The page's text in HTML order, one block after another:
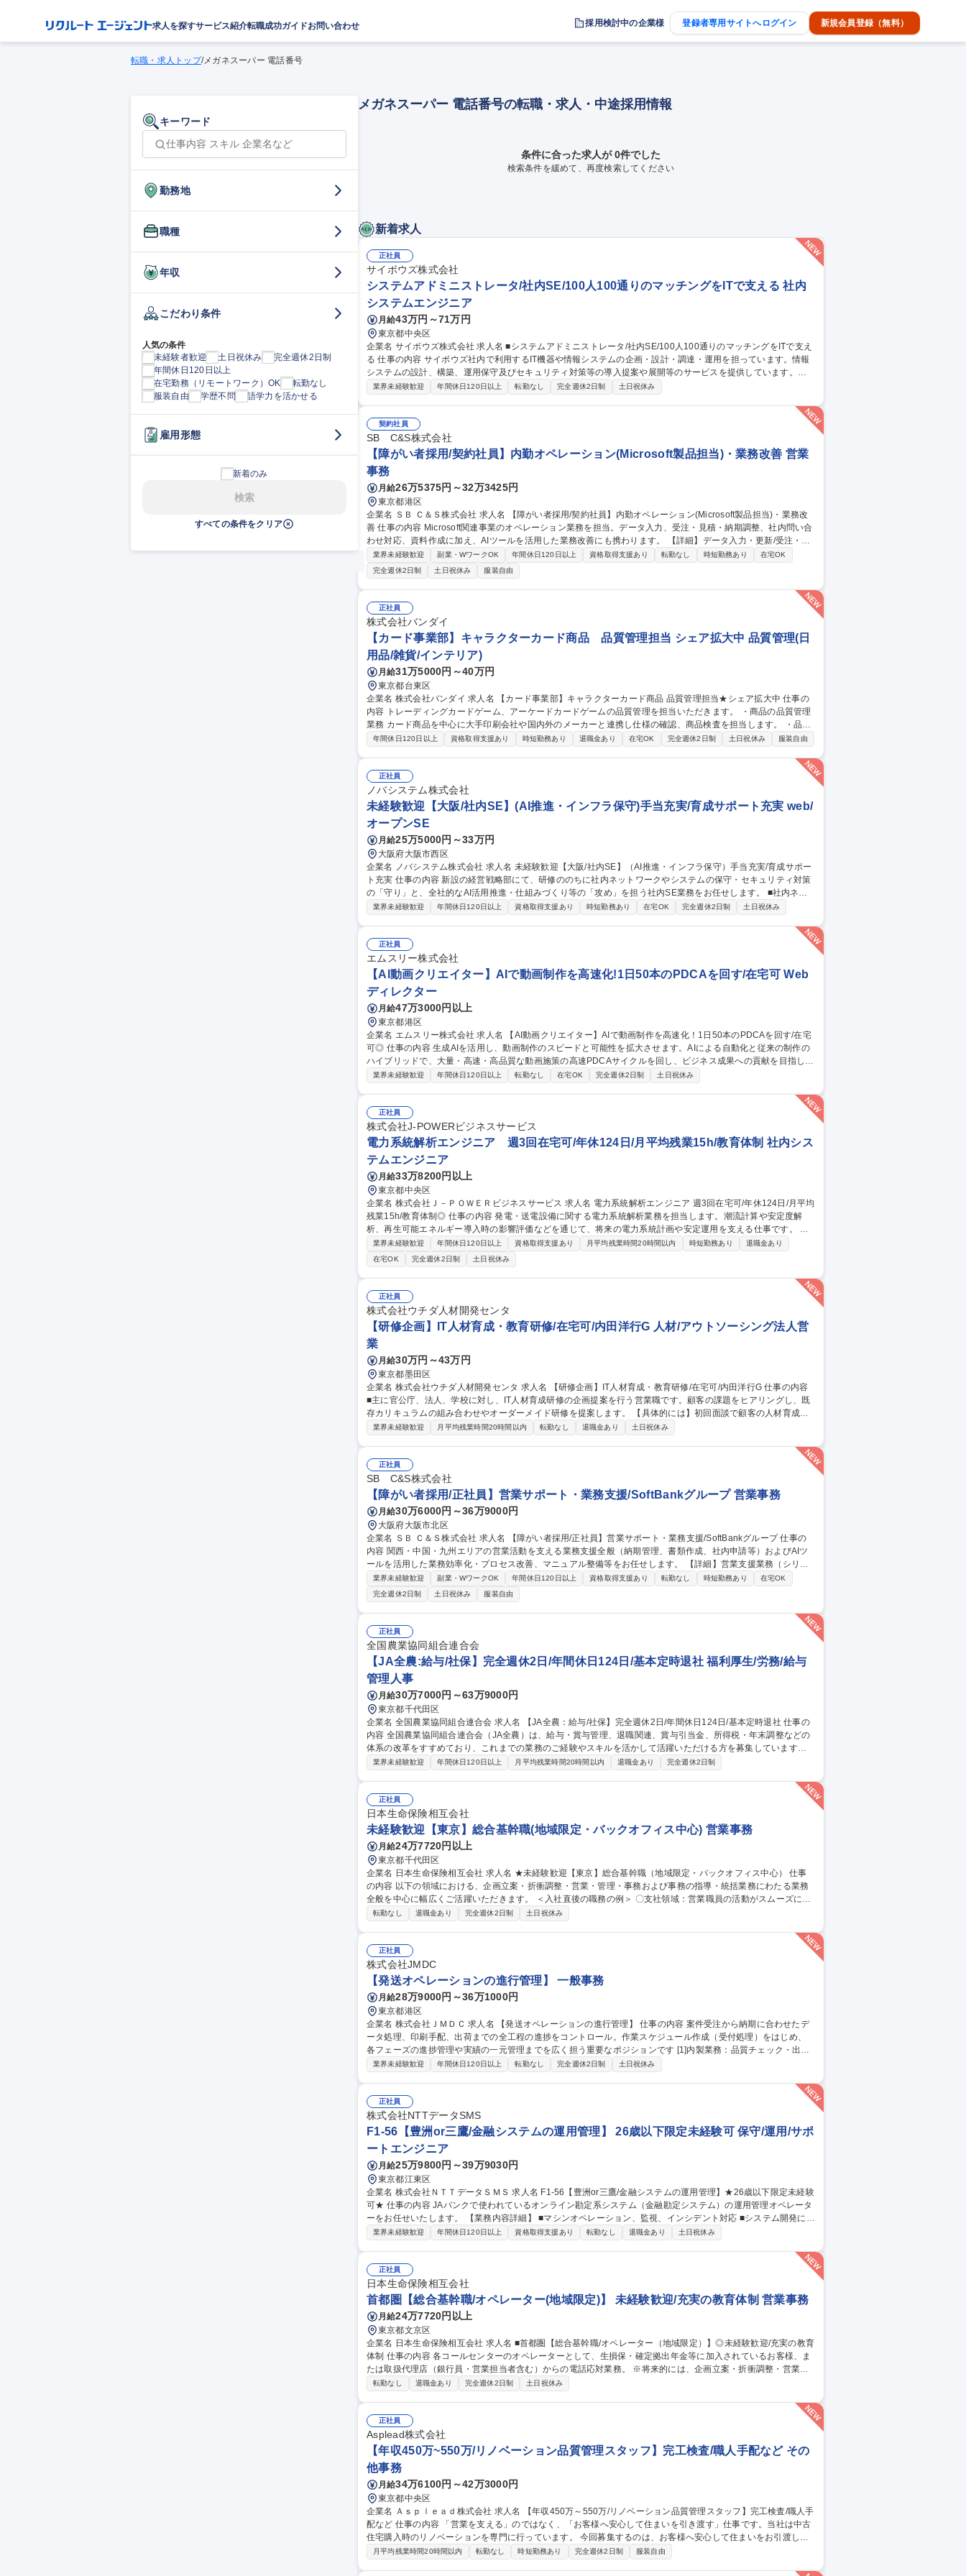
求人を探すサービス紹介転職成功ガイドお問い合わせ 採用検討中の企業様 登録者専用サイトへログイン 新規会員登録（無料）
転職・求人トップ/メガネスーパー 電話番号
キーワード
勤務地
職種
年収
こだわり条件
人気の条件
未経験者歓迎
土日祝休み
完全週休2日制
年間休日120日以上
在宅勤務（リモートワーク）OK
転勤なし
服装自由
学歴不問 語学力を活かせる
雇用形態
新着のみ
検索
すべての条件をクリア
メガネスーパー 電話番号の転職・求人・中途採用情報
条件に合った求人が 0件でした
検索条件を緩めて、再度検索してください
新着求人
正社員
サイボウズ株式会社
システムアドミニストレータ/社内SE/100人100通りのマッチングをITで支える 社内
システムエンジニア
月給43万円～71万円
東京都中央区
企業名 サイボウズ株式会社 求人名 ■システムアドミニストレータ/社内SE/100人100通りのマッチングをITで支え
る 仕事の内容 サイボウズ社内で利用するIT機器や情報システムの企画・設計・調達・運用を担っています。情報
システムの設計、構築、運用保守及びセキュリティ対策等の導入提案や展開等のサービスを提供しています。
【業務内容】■サイボウズの働き方を支えるITシステムの設計/構築/運用保守■社内用IaaS/SaaS/Idpの設計/構築/運
※当社の企業理念を実現するための社内環境づくり、つまり「チームワークあふれる“会社”を創る」ために「いつ
でも、どこでも、誰とでも、最高の仕事ができるITを提供する」をミッションとしています 募集職種 ■システムア
ドミニストレータ/社内SE/100人100通りのマッチングをITで支える
業界未経験歓迎 年間休日120日以上 転勤なし 完全週休2日制 土日祝休み
契約社員
SB C&S株式会社
【障がい者採用/契約社員】内勤オペレーション(Microsoft製品担当)・業務改善 営業
事務
月給26万5375円～32万3425円
東京都港区
企業名 ＳＢ Ｃ＆Ｓ株式会社 求人名 【障がい者採用/契約社員】内勤オペレーション(Microsoft製品担当)・業務改
善 仕事の内容 Microsoft関連事業のオペレーション業務を担当。データ入力、受注・見積・納期調整、社内問い合
わせ対応、資料作成に加え、AIツールを活用した業務改善にも携わります。 【詳細】データ入力・更新/受注・見
積作成・納期調整/社内営業からの問い合わせ対応/マニュアル作成や売上データ等の資料作成/AIツール(Microsoft
Copilot、ChatGPT等)を活用したAIエージェント作成や問い合わせ対応の業務改善 【働き方】TeamsやGmailを活
用しています。障がい配慮に関する面談や在宅勤務など、無理なく柔軟に働ける環境を整えています。 募集職種
【障がい者採用/契約社員】内勤オペレーション(Microsoft製品担当)・業務改善
業界未経験歓迎 副業・WワークOK 年間休日120日以上 資格取得支援あり 転勤なし 時短勤務あり
在宅OK
完全週休2日制
土日祝休み 服装自由
正社員
株式会社バンダイ
【カード事業部】キャラクターカード商品 品質管理担当 シェア拡大中 品質管理(日
用品/雑貨/インテリア)
月給31万5000円～40万円
東京都台東区
企業名 株式会社バンダイ 求人名 【カード事業部】キャラクターカード商品 品質管理担当★シェア拡大中 仕事の
内容 トレーディングカードゲーム、アーケードカードゲームの品質管理を担当いただきます。 ・商品の品質管理
業務 カード商品を中心に大手印刷会社や国内外のメーカーと連携し仕様の確認、商品検査を担当します。 ・品質
向上、持続性向上に向けた各種取組み 募集職種 【カード事業部】キャラクターカード商品 品質管理担当★シェア
年間休日120日以上 資格取得支援あり 時短勤務あり 退職金あり 在宅OK 完全週休2日制 土日祝休み 服装自由
正社員
ノバシステム株式会社
未経験歓迎【大阪/社内SE】(AI推進・インフラ保守)手当充実/育成サポート充実 web/
オープンSE
月給25万5000円～33万円
大阪府大阪市西区
企業名 ノバシステム株式会社 求人名 未経験歓迎【大阪/社内SE】（AI推進・インフラ保守）手当充実/育成サポー
ト充実 仕事の内容 新設の経営戦略部にて、研修ののちに社内ネットワークやシステムの保守・セキュリティ対策
の「守り」と、全社的なAI活用推進・仕組みづくり等の「攻め」を担う社内SE業務をお任せします。 ■社内ネッ
トワーク、システムの保守・セキュリティ対策・社員教育 ■Pマーク、ISMSの更新および監査対応 ■社員向けAI教
の全拠点が対象。 ※新設組織のため仕組みづくりからアイデアを反映でき、サポート・インフラ経験を活かし新
領域へ挑戦できます。 募集職種 未経験歓迎【大阪/社内SE】（AI推進・インフラ保守）手当充実/育成サポート充
実
業界未経験歓迎 年間休日120日以上 資格取得支援あり 時短勤務あり 在宅OK 完全週休2日制 土日祝休み
正社員
エムスリー株式会社
【AI動画クリエイター】AIで動画制作を高速化!1日50本のPDCAを回す/在宅可 Web
ディレクター
月給47万3000円以上
東京都港区
企業名 エムスリー株式会社 求人名 【AI動画クリエイター】AIで動画制作を高速化！1日50本のPDCAを回す/在宅
可◎ 仕事の内容 生成AIを活用し、動画制作のスピードと可能性を拡大させます。AIによる自動化と従来の制作の
ハイブリッドで、大量・高速・高品質な動画施策の高速PDCAサイクルを回し、ビジネス成果への貢献を目指しま
す。 AIエージェントに定型作業を任せ、「何を・なぜ作るか」の判断と企画に集中する新しい制作スタイルを担
た動画コンテンツ企画・制作・効果検証 ■AIによるシナリオ・クリップ・音声・字幕の生成や制作管理 ※1日50本
規模の体制を構築し、仮説検証と改善を行います。 募集職種 【AI動画クリエイター】AIで動画制作を高速化！1
日50本のPDCAを回す/在宅可◎
業界未経験歓迎 年間休日120日以上 転勤なし 在宅OK 完全週休2日制 土日祝休み
正社員
株式会社J-POWERビジネスサービス
電力系統解析エンジニア 週3回在宅可/年休124日/月平均残業15h/教育体制 社内シス
テムエンジニア
月給33万8200円以上
東京都中央区
企業名 株式会社Ｊ－ＰＯＷＥＲビジネスサービス 求人名 電力系統解析エンジニア 週3回在宅可/年休124日/月平均
残業15h/教育体制◎ 仕事の内容 発電・送電設備に関する電力系統解析業務を担当します。潮流計算や安定度解
析、再生可能エネルギー導入時の影響評価などを通じて、将来の電力系統計画や安定運用を支える仕事です。 ・
発電設備や新規需要家の系統連系に伴う影響評価 ・電圧変動や潮流状況の解析、設備容量の検討 ・将来の電力系
統計画に向けたシミュレーション ・RTDS、PSCAD、PowerFactory等を用いた系統解析 ・解析結果をもとにし
た技術検討資料の作成 ・解析手法の高度化や支援ツール開発にも挑戦可能 募集職種 電力系統解析エンジニア 週3
回在宅可/年休124日/月平均残業15h/教育体制◎
業界未経験歓迎 年間休日120日以上 資格取得支援あり 月平均残業時間20時間以内 時短勤務あり
退職金あり
在宅OK
完全週休2日制 土日祝休み
正社員
株式会社ウチダ人材開発センタ
【研修企画】IT人材育成・教育研修/在宅可/内田洋行G 人材/アウトソーシング法人営
業
月給30万円～43万円
東京都墨田区
企業名 株式会社ウチダ人材開発センタ 求人名 【研修企画】IT人材育成・教育研修/在宅可/内田洋行G 仕事の内容
■主に官公庁、法人、学校に対し、IT人材育成研修の企画提案を行う営業職です。顧客の課題をヒアリングし、既
存カリキュラムの組み合わせやオーダーメイド研修を提案します。 【具体的には】初回面談で顧客の人材育成課
題をヒアリングし、新入社員研修やプログラミング研修等のIT教育サービスを提案します。既存商材50%、オーダ
画】IT人材育成・教育研修/在宅可/内田洋行G
業界未経験歓迎 月平均残業時間20時間以内 転勤なし 退職金あり 土日祝休み
正社員
SB C&S株式会社
【障がい者採用/正社員】営業サポート・業務支援/SoftBankグループ 営業事務
月給30万6000円～36万9000円
大阪府大阪市北区
企業名 ＳＢ Ｃ＆Ｓ株式会社 求人名 【障がい者採用/正社員】営業サポート・業務支援/SoftBankグループ 仕事の
内容 関西・中国・九州エリアの営業活動を支える業務支援全般（納期管理、書類作成、社内申請等）およびAIツ
ールを活用した業務効率化・プロセス改善、マニュアル整備等をお任せします。 【詳細】営業支援業務（シリア
ル取得、納期調整、メーカー出荷報告）/納期回答・納期管理/納品書・請求書等の書類作成・発行/押印申請等の社
内申請業務/各種事務・庶務業務/AIツールを活用した業務効率化・業務改善/業務の標準化・マニュアル整備 【働
き方】TeamsやGoogle Chatを中心にコミュニケーションを実施しており、業務に慣れた後は週1～2日程度の在
宅勤務も可能です。 募集職種 【障がい者採用/正社員】営業サポート・業務支援/SoftBankグループ
業界未経験歓迎 副業・WワークOK 年間休日120日以上 資格取得支援あり 転勤なし 時短勤務あり
在宅OK
完全週休2日制
土日祝休み 服装自由
正社員
全国農業協同組合連合会
【JA全農:給与/社保】完全週休2日/年間休日124日/基本定時退社 福利厚生/労務/給与
管理人事
月給30万7000円～63万9000円
東京都千代田区
企業名 全国農業協同組合連合会 求人名 【JA全農：給与/社保】完全週休2日/年間休日124日/基本定時退社 仕事の
内容 全国農業協同組合連合会（JA全農）は、給与・賞与管理、退職関連、賞与引当金、所得税・年末調整などの
体系の改革をすすめており、これまでの業務のご経験やスキルを活かして活躍いただける方を募集しています。
ご経験・適性・希望をもとに、以下の中から担当いただく業務を決定します。 ■給与・賞与管理業務■所得税対
年間休日124日/基本定時退社
業界未経験歓迎 年間休日120日以上 月平均残業時間20時間以内 退職金あり 完全週休2日制
正社員
日本生命保険相互会社
未経験歓迎【東京】総合基幹職(地域限定・バックオフィス中心) 営業事務
月給24万7720円以上
東京都千代田区
企業名 日本生命保険相互会社 求人名 ★未経験歓迎【東京】総合基幹職（地域限定・バックオフィス中心） 仕事
の内容 以下の領域における、企画立案・折衝調整・営業・管理・事務および事務の指導・統括業務にわたる業務
全般を中心に幅広くご活躍いただきます。 ＜入社直後の職務の例＞ 〇支社領域：営業職員の活動がスムーズに進
むよう、事務手続きや各種調整を担当。保険手続きに関する事務、営業職員からの問い合わせ対応、支社運営業
がご来店する窓口で、安心して保険について相談できるようお客様対応を担当。来店されたお客様のニーズヒア
リング、契約内容の相談対応、各種お手続き対応等 募集職種 ★未経験歓迎【東京】総合基幹職（地域限定・バッ
クオフィス中心）
転勤なし 退職金あり 完全週休2日制 土日祝休み
正社員
株式会社JMDC
【発送オペレーションの進行管理】 一般事務
月給28万9000円～36万1000円
東京都港区
企業名 株式会社ＪＭＤＣ 求人名 【発送オペレーションの進行管理】 仕事の内容 案件受注から納期に合わせたデ
ータ処理、印刷手配、出荷までの全工程の進捗をコントロール。作業スケジュール作成（受付処理）をはじめ、
各フェーズの進捗管理や実績の一元管理までを広く担う重要なポジションです [1]内製業務：品質チェック・出荷
対応・資材管理 [2]外注業務：発注進行 [3]進行管理・事務： ・案件コントロール：月150～350件の進捗管理 ・顧
業界未経験歓迎 年間休日120日以上 転勤なし 完全週休2日制 土日祝休み
正社員
株式会社NTTデータSMS
F1-56【豊洲or三鷹/金融システムの運用管理】 26歳以下限定未経験可 保守/運用/サポ
ートエンジニア
月給25万9800円～39万9030円
東京都江東区
企業名 株式会社ＮＴＴデータＳＭＳ 求人名 F1-56【豊洲or三鷹/金融システムの運用管理】★26歳以下限定未経験
可★ 仕事の内容 JAバンクで使われているオンライン勘定系システム（金融勘定システム）の運用管理オペレータ
ーをお任せいたします。 【業務内容詳細】 ■マシンオペレーション、監視、インシデント対応 ■システム開発に伴
う運用受け入れ推進 ■改善活動、各種報告書作成 【業務の魅力】 ITILに基づいた大規模金融システムの運用業務
業界未経験歓迎 年間休日120日以上 資格取得支援あり 転勤なし 退職金あり 土日祝休み
正社員
日本生命保険相互会社
首都圏【総合基幹職/オペレーター(地域限定)】 未経験歓迎/充実の教育体制 営業事務
月給24万7720円以上
東京都文京区
企業名 日本生命保険相互会社 求人名 ■首都圏【総合基幹職/オペレーター（地域限定）】◎未経験歓迎/充実の教育
体制 仕事の内容 各コールセンターのオペレーターとして、生損保・確定拠出年金等に加入されているお客様、ま
たは取扱代理店（銀行員・営業担当者含む）からの電話応対業務。 ※将来的には、企画立案・折衝調整・営業・
管理・事務および事務の指導・統括業務にわたる業務全般への変更の可能性があります 募集職種 ■首都圏【総合
転勤なし 退職金あり 完全週休2日制 土日祝休み
正社員
Asplead株式会社
【年収450万~550万/リノベーション品質管理スタッフ】完工検査/職人手配など その
他事務
月給34万6100円～42万3000円
東京都中央区
企業名 Ａｓｐｌｅａｄ株式会社 求人名 【年収450万～550万/リノベーション品質管理スタッフ】完工検査/職人手
配など 仕事の内容 「営業を支える」のではなく、「お客様へ安心して住まいを引き渡す」仕事です。当社は中古
住宅購入時のリノベーションを専門に行っています。 今回募集するのは、お客様へ安心して住まいをお引渡しす
るために 欠かせない品質管理・現場サポートスタッフです。工事がスムーズに進むよう現場を支え、施工品質を
月平均残業時間20時間以内 転勤なし 時短勤務あり 完全週休2日制 服装自由